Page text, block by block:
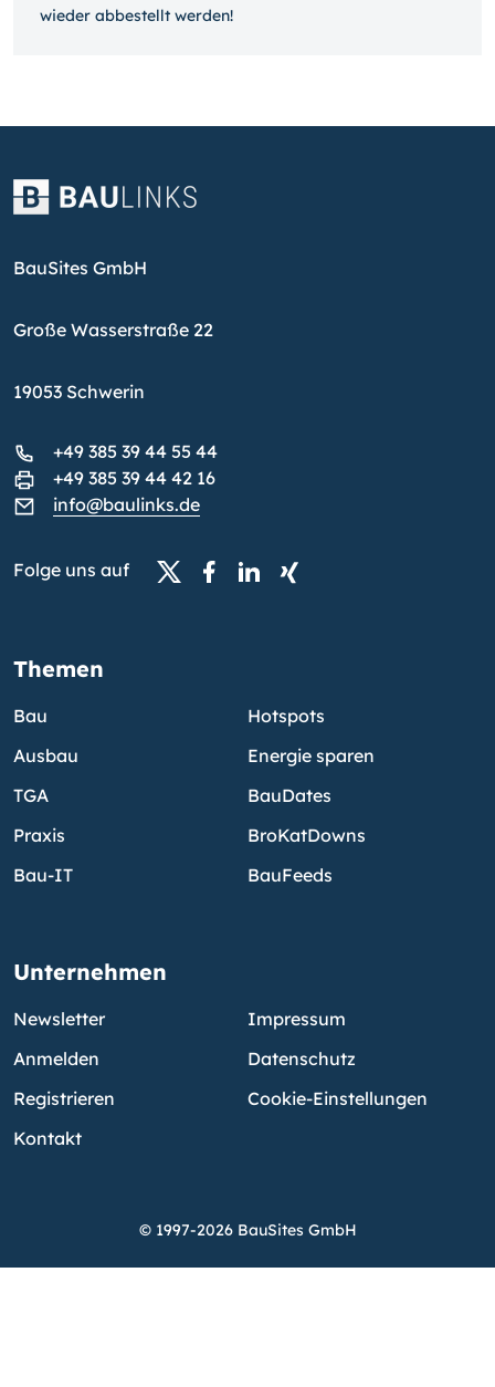
wieder ab­bestellt werden!
BauSites GmbH
Große Wasserstraße 22
19053 Schwerin
+49 385 39 44 55 44
+49 385 39 44 42 16
info@baulinks.de
Folge uns auf
Themen
Bau
Ausbau
TGA
Praxis
Bau-IT
Hotspots
Energie sparen
BauDates
BroKatDowns
BauFeeds
Unternehmen
Newsletter
Anmelden
Registrieren
Kontakt
Impressum
Datenschutz
Cookie-Einstellungen
© 1997-2026 BauSites GmbH